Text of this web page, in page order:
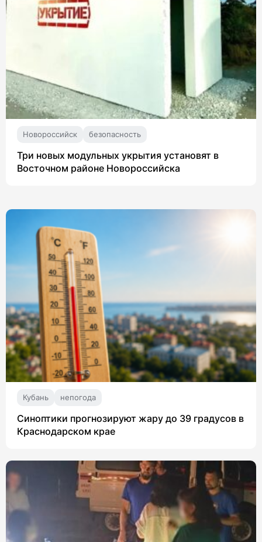
Новороссийск безопасность
Три новых модульных укрытия установят в
Восточном районе Новороссийска
Кубань непогода
Синоптики прогнозируют жару до 39 градусов в
Краснодарском крае